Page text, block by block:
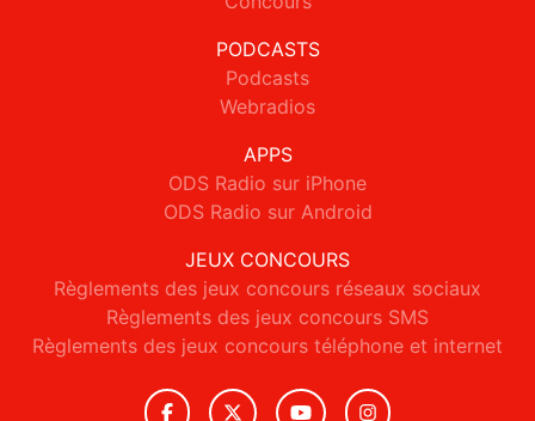
PODCASTS
Podcasts
Webradios
APPS
ODS Radio sur iPhone
ODS Radio sur Android
JEUX CONCOURS
Règlements des jeux concours réseaux sociaux
Règlements des jeux concours SMS
Règlements des jeux concours téléphone et internet